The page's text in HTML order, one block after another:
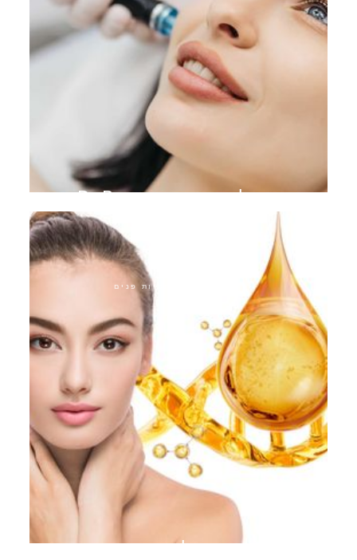
טיפול במיקרו-מחט Dr.Pen
התערבויות אסתטיות פנים
אקוואגולד פיינטוש